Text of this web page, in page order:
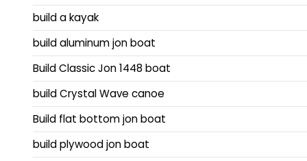
build a kayak
build aluminum jon boat
Build Classic Jon 1448 boat
build Crystal Wave canoe
Build flat bottom jon boat
build plywood jon boat